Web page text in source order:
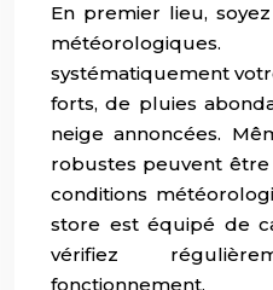
En premier lieu,
systématiquement
forts, de pluies
neige annoncées.
robustes peuvent
conditions
store est équipé de
vérifiez
fonctionnement.